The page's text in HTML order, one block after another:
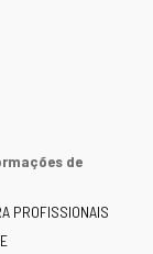
de
PROFISSIONAIS